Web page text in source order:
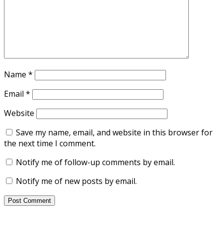
Name *
Email *
Website
Save my name, email, and website in this browser for
the next time I comment.
Notify me of follow-up comments by email.
Notify me of new posts by email.